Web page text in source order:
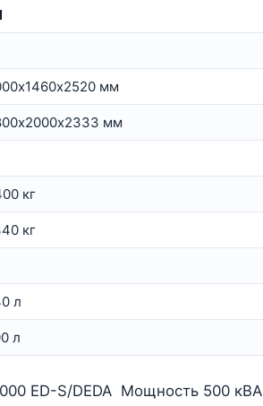
мм
мм
кг
кг
л
л
ED-S/DEDA Мощность 500 кВА